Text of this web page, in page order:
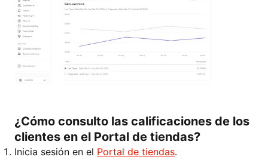
¿Cómo consulto las calificaciones de los
clientes en el Portal de tiendas?
Inicia sesión en el Portal de tiendas.